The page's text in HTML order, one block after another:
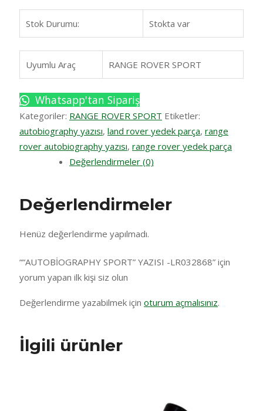
Stok Durumu: Stokta var
Uyumlu Araç RANGE ROVER SPORT
Whatsapp'tan Sipariş
Kategoriler: RANGE ROVER SPORT Etiketler:
autobiography yazısı, land rover yedek parça, range
rover autobiography yazısı, range rover yedek parça
Değerlendirmeler (0)
Değerlendirmeler
Henüz değerlendirme yapılmadı.
““AUTOBİOGRAPHY SPORT” YAZISI -LR032868” için
yorum yapan ilk kişi siz olun
Değerlendirme yazabilmek için oturum açmalısınız.
İlgili ürünler